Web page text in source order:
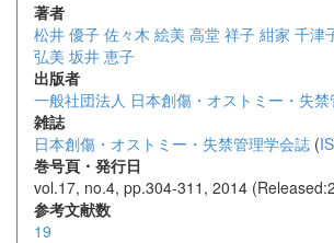
著者
松井 優子 佐々木 絵美 高堂 祥子 紺家 千津
弘美 坂井 恵子
出版者
一般社団法人 日本創傷・オストミー・失禁
雑誌
日本創傷・オストミー・失禁管理学会誌 (
巻号頁・発行日
vol.17, no.4, pp.304-311, 2014
参考文献数
19